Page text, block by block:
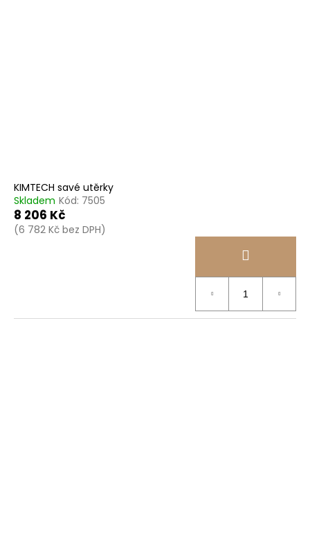
KIMTECH savé utěrky
Skladem Kód: 7505
8 206 Kč
(6 782 Kč bez DPH)